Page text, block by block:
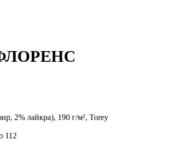
ФЛОРЕНС
2% лайкра), 190 г/м², Torey
112